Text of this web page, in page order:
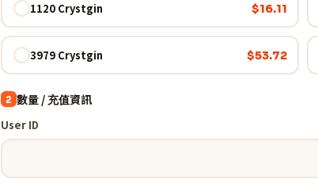
1120 Crystgin $16.11
3979 Crystgin $53.72
2 數量 / 充值資訊
User ID